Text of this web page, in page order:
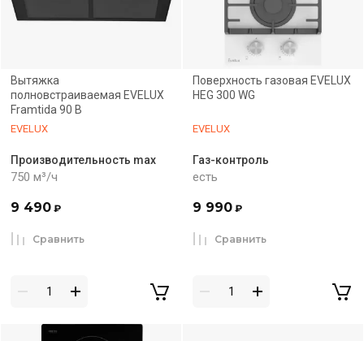
Вытяжка
полновстраиваемая EVELUX
Framtida 90 B
EVELUX
Производительность max
750 м³/ч
9 490 ₽
Сравнить
Поверхность газовая EVELUX
HEG 300 WG
EVELUX
Газ-контроль
есть
9 990 ₽
Сравнить